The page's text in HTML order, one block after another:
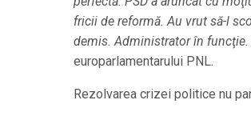
fricii de reformă. Au vrut să-l
demis. Administrator în funcţie.
europarlamentarului PNL.
Rezolvarea crizei politice nu